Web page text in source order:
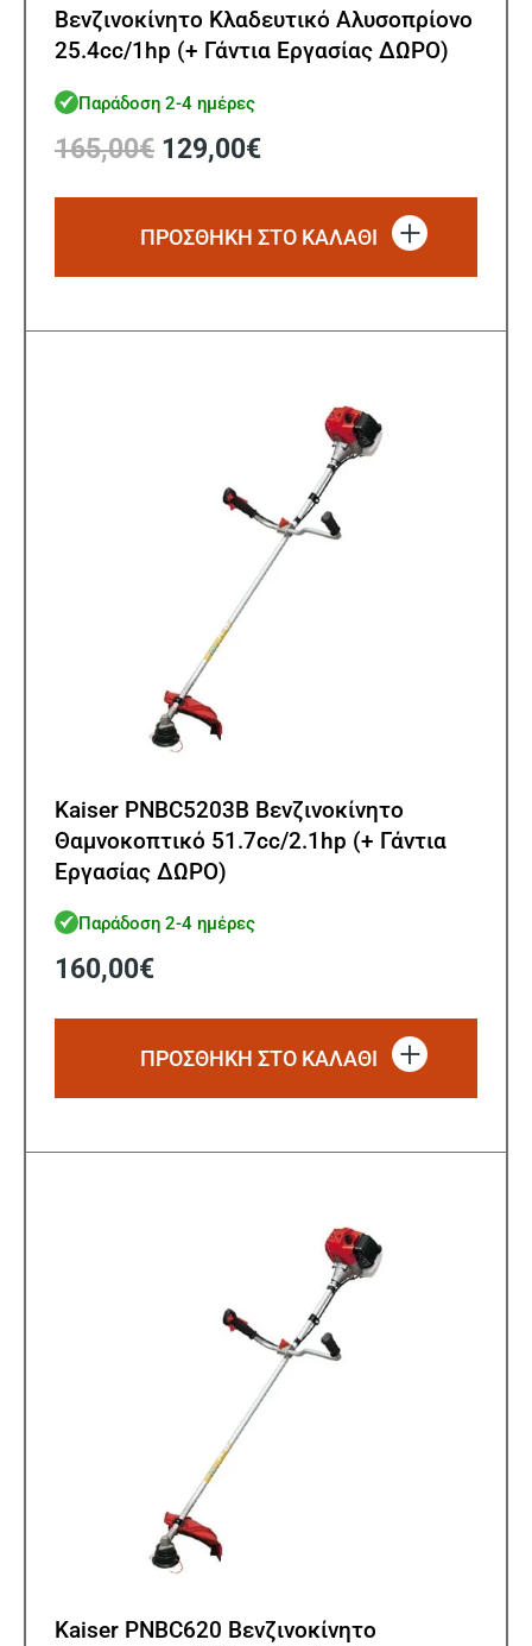
Βενζινοκίνητο Κλαδευτικό Αλυσοπρίονο
25.4cc/1hp (+ Γάντια Εργασίας ΔΩΡΟ)
Παράδοση 2-4 ημέρες
165,00€ Original
was:
165,00€.
129,00€Η
τιμή
είναι:
ΠΡΟΣΘΗΚΗ ΣΤΟ ΚΑΛΑΘΙ
Kaiser PNBC5203B Βενζινοκίνητο
Θαμνοκοπτικό 51.7cc/2.1hp (+ Γάντια
Εργασίας ΔΩΡΟ)
Παράδοση 2-4 ημέρες
160,00€
ΠΡΟΣΘΗΚΗ ΣΤΟ ΚΑΛΑΘΙ
Kaiser PNBC620 Βενζινοκίνητο